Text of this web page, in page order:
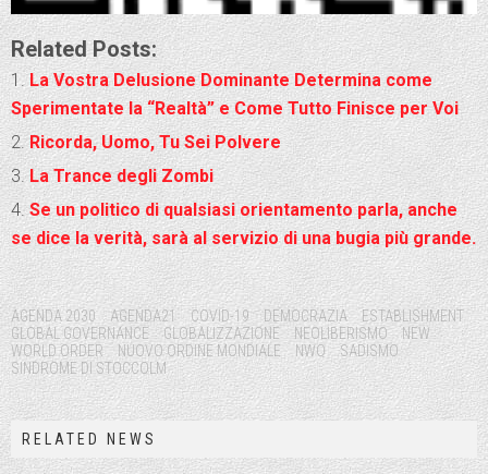
Related Posts:
La Vostra Delusione Dominante Determina come
Sperimentate la “Realtà” e Come Tutto Finisce per Voi
Ricorda, Uomo, Tu Sei Polvere
La Trance degli Zombi
Se un politico di qualsiasi orientamento parla, anche
se dice la verità, sarà al servizio di una bugia più grande.
Tags:
AGENDA 2030 AGENDA21 COVID-19 DEMOCRAZIA
ESTABLISHMENT
GLOBAL GOVERNANCE
GLOBALIZZAZIONE NEOLIBERISMO
NEW
WORLD ORDER
NUOVO ORDINE MONDIALE NWO
SADISMO
SINDROME DI STOCCOLM
RELATED NEWS